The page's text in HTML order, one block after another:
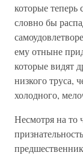
которые
словно бы
ему отныне
которые видят
низкого труса,
холодного,
Несмотря на то